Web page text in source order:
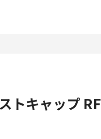
トキャップ RF